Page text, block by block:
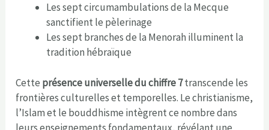
Les sept circumambulations de la Mecque
sanctifient le pèlerinage
Les sept branches de la Menorah illuminent la
tradition hébraïque
Cette présence universelle du chiffre 7transcende les
frontières culturelles et temporelles. Le christianisme,
l’Islam et le bouddhisme intègrent ce nombre dans